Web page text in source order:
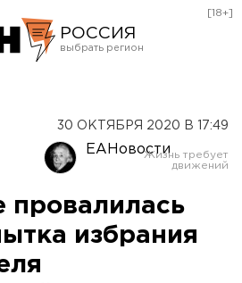
РОССИЯ
Оренбург
[18+]
30 ОКТЯБРЯ 2020 В 17:49
ЕАНовости
провалилась
избрания